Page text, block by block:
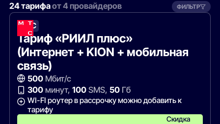
24 тарифаот 4 провайдеров ФИЛЬТР
МТС
Тариф «РИИЛ плюс»
(Интернет + KION + мобильная
связь)
500Мбит/с
300минут, 100SMS, 50Гб
WI-FI роутер в рассрочку можно добавить к
тарифу
Скидка